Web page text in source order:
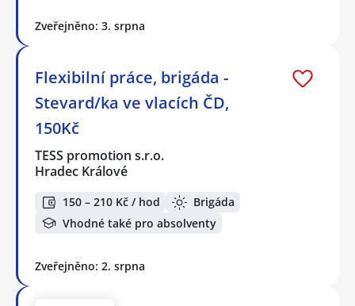
Zveřejněno: 3. srpna
Flexibilní práce, brigáda -
Stevard/ka ve vlacích ČD,
150Kč
TESS promotion s.r.o.
Hradec Králové
150 – 210 Kč / hod
Brigáda
Vhodné také pro absolventy
Zveřejněno: 2. srpna